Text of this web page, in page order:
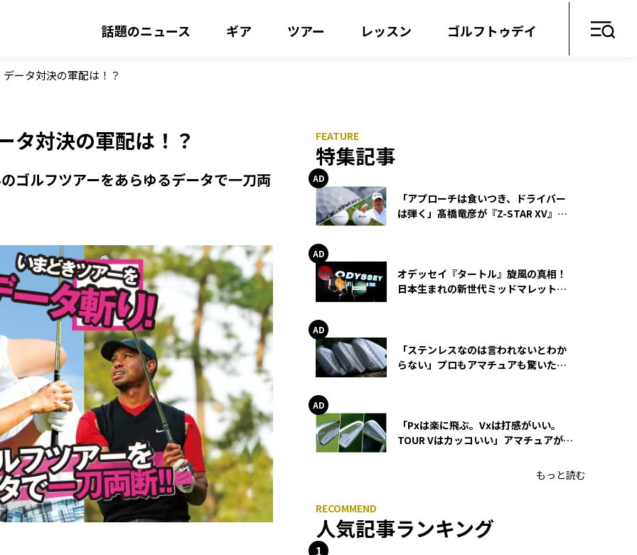
話題のニュース ギア ツアー レッスン ゴルフトゥデイ
ータ対決の軍配は！？
タ対決の軍配は！？
ゴルフツアーをあらゆるデータで一刀両
特集記事
「アプローチは食いつき、ドライバー
は弾く」髙橋竜彦が『Z-STAR XV』を
オデッセイ『タートル』旋風の真相！
日本生まれの新世代ミッドマレットが
「ステンレスなのは言われないとわか
らない」プロもアマチュアも驚いた
「Pxは楽に飛ぶ。Vxは打感がいい。
TOUR Vはカッコいい」アマチュアが選
もっと読む
人気記事ランキング